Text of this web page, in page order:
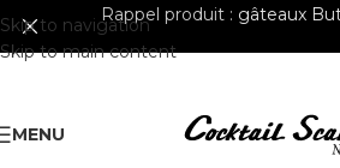
Skip to navigation
Skip to main content
Rappel produit : gâteaux
MENU